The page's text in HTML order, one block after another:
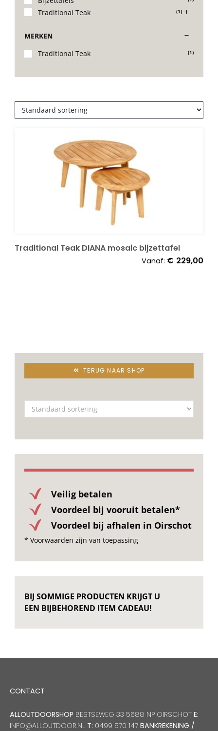
Stoelen
Tafels
Barset
Deck Chairs + voetbanken
Onderhoud
Onze merken
Traditional Teak (1)
MERKEN
Traditional Teak
(1)
Traditional Teak DIANA mosaic bijzettafel
Vanaf: € 229,00
TERUG NAAR SHOP
Veilig betalen
Voordeel bij vooruit betalen*
Voordeel bij afhalen in Oirschot
* Voorwaarden zijn van toepassing
BIJ SOMMIGE PRODUCTEN KRIJGT U
EEN BIJBEHOREND ITEM CADEAU!
CONTACT
ALLOUTDOORSHOP BESTSEWEG 33 5688 NP OIRSCHOT E:
INFO@ALLOUTDOOR.NL T: 0499 570 147 BANKREKENING /